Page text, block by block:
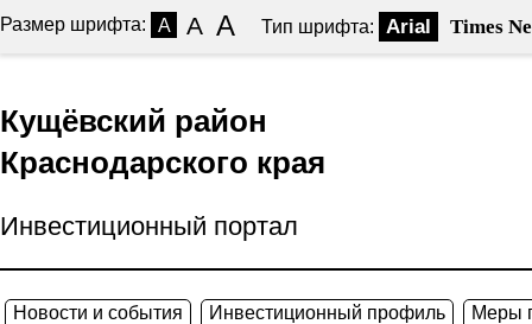
Размер шрифта: A A A Тип шрифта: Arial Times
Кущёвский район
Краснодарского края
Инвестиционный портал
Новости и события Инвестиционный профиль Меры